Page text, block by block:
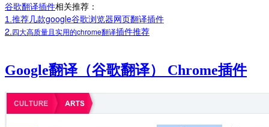
谷歌翻译插件相关推荐：
1.推荐几款google谷歌浏览器网页翻译插件
2.四大高质量且实用的chrome翻译插件推荐
Google翻译（谷歌翻译） Chrome插件